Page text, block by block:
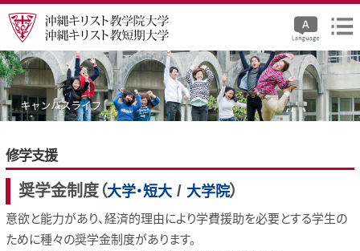
修学支援
奨学金制度（大学・短大 / 大学院）
意欲と能力があり、経済的理由により学費援助を必要とする学生の
ために種々の奨学金制度があります。